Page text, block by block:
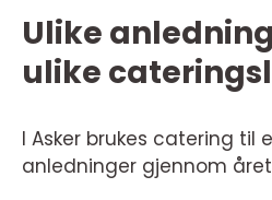
Ulike
ulike
I Asker brukes catering til
anledninger gjennom